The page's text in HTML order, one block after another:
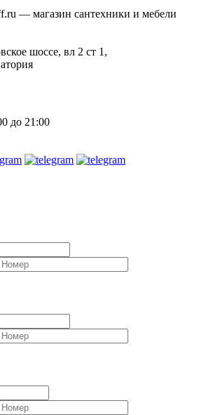
— магазин сантехники и мебели
шоссе, вл 2 ст 1,
до 21:00